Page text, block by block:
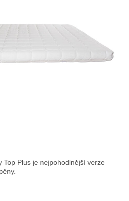
Top Plus je nejpohodlnější verze